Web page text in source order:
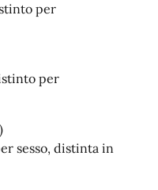
per
per
sesso, distinta in